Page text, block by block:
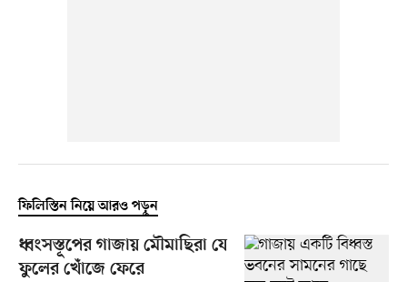
ফিলিস্তিন নিয়ে আরও পড়ুন
ধ্বংসস্তূপের গাজায় মৌমাছিরা যে
ফুলের খোঁজে ফেরে